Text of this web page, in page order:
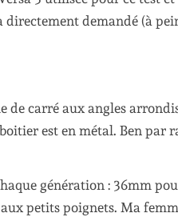
directement demandé (à
de carré aux angles
est en métal. Ben
génération : 36mm
petits poignets. Ma